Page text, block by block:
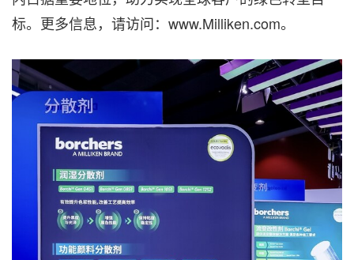
标。更多信息，请访问：www.Milliken.com。